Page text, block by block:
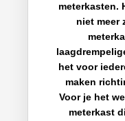
meterkasten.
niet meer
het voor
maken
Voor je het
meterkast